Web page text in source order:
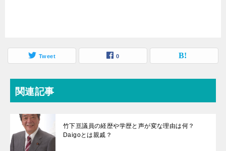
Tweet 0
関連記事
竹下亘議員の経歴や学歴と声が変な理由は何？
Daigoとは親戚？